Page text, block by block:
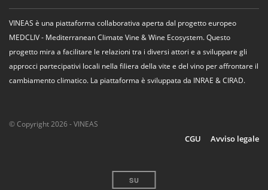
VINEAS è una piattaforma collaborativa aperta dal progetto europeo
MEDCLIV - Mediterranean Climate Vine & Wine Ecosystem. Questo
progetto mira a facilitare le relazioni tra i diversi attori e a sviluppare gli
approcci partecipativi locali nella filiera della vite e del vino per affrontare il
cambiamento climatico. La piattaforma è sviluppata da INRAE & CIRAD.
© Copyright 2026 - VINEAS
CGU Avviso legale
SU